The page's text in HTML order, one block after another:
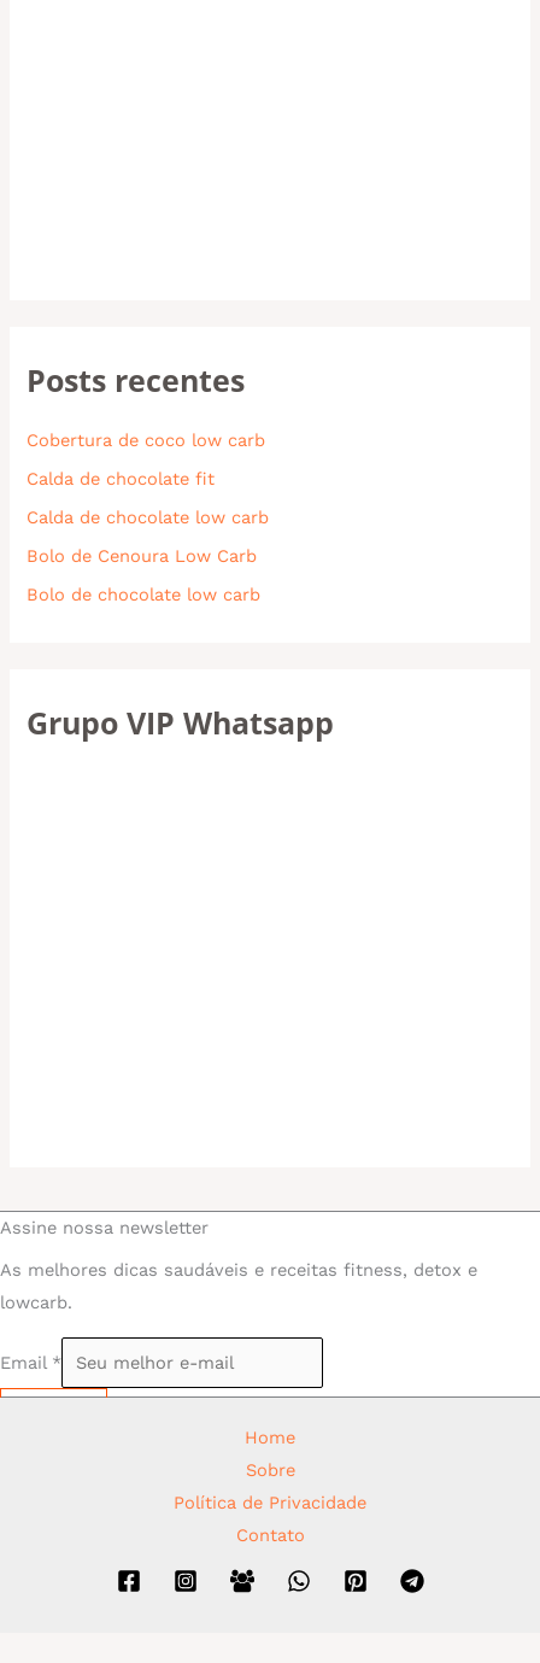
Posts recentes
Cobertura de coco low carb
Calda de chocolate fit
Calda de chocolate low carb
Bolo de Cenoura Low Carb
Bolo de chocolate low carb
Grupo VIP Whatsapp
Assine nossa newsletter
As melhores dicas saudáveis e receitas fitness, detox e
lowcarb.
Email *
Home
Sobre
Política de Privacidade
Contato